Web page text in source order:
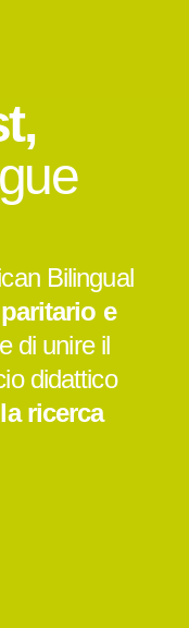
Bilingual
e
di unire il
didattico
ricerca